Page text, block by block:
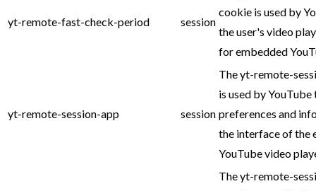
yt-remote-fast-check-period session
cookie is used by
the user's video
for embedded
yt-remote-session-app session
The yt-remote-
is used by
preferences and
the interface of the
YouTube video
The yt-remote-